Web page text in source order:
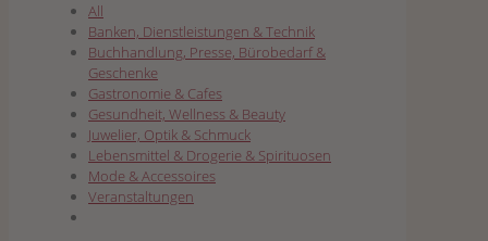
All
Banken, Dienstleistungen & Technik
Buchhandlung, Presse, Bürobedarf &
Geschenke
Gastronomie & Cafes
Gesundheit, Wellness & Beauty
Juwelier, Optik & Schmuck
Lebensmittel & Drogerie & Spirituosen
Mode & Accessoires
Veranstaltungen